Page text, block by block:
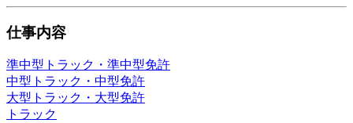
仕事内容
準中型トラック・準中型免許
中型トラック・中型免許
大型トラック・大型免許
トラック